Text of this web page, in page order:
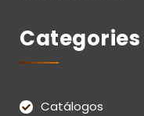
Categories
Catálogos